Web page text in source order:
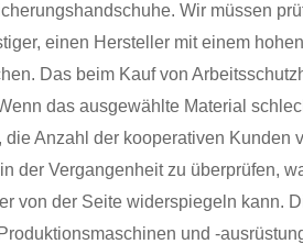
Wir müssen
einen Hersteller mit einem
Das beim Kauf von
das ausgewählte Material
Anzahl der kooperativen Kunden
der Vergangenheit zu überprüfen,
von der Seite widerspiegeln kann.
und -